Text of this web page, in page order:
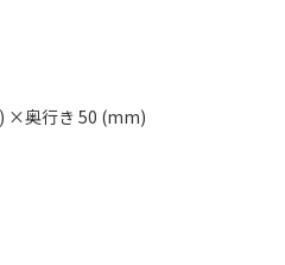
×奥行き 50 (mm)